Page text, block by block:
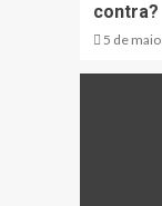
contra?
5 de